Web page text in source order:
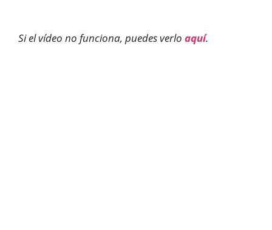
Si el vídeo no funciona, puedes verlo aquí.